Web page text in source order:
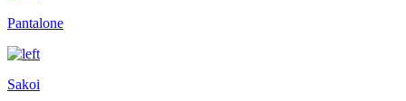
Pantalone
Sakoi